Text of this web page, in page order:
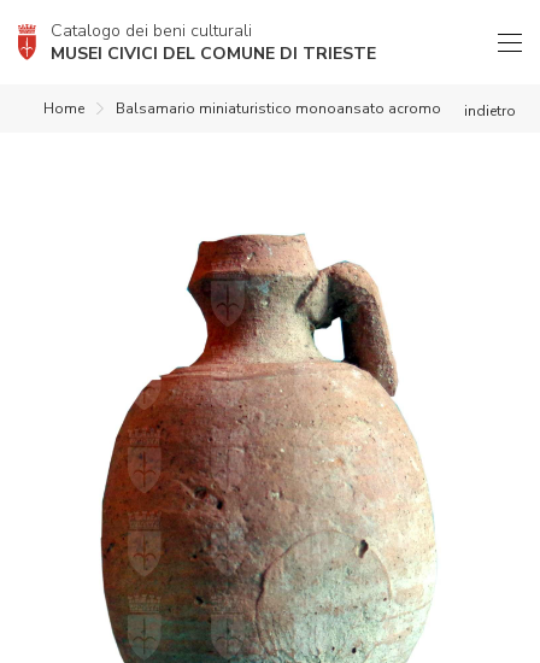
Catalogo dei beni culturali
MUSEI CIVICI DEL COMUNE DI TRIESTE
indietro
Home Balsamario miniaturistico monoansato acromo